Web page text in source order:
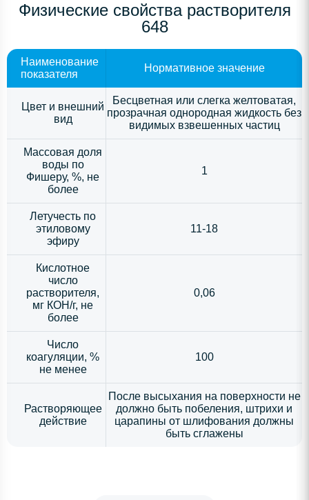
Физические свойства растворителя
648
Наименование
показателя
Нормативное значение
Цвет и внешний
вид
Бесцветная или слегка желтоватая,
прозрачная однородная жидкость без
видимых взвешенных частиц
Массовая доля
воды по
Фишеру, %, не
более
1
Летучесть по
этиловому
эфиру
11-18
Кислотное
число
растворителя,
мг КОН/г, не
более
0,06
Число
коагуляции, %
не менее
100
Растворяющее
действие
После высыхания на поверхности не
должно быть побеления, штрихи и
царапины от шлифования должны
быть сглажены